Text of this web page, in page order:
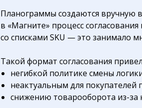
Планограммы создаются вручную
в «Магните» процесс
со списками SKU — это занимало
Такой формат согласования
негибкой политике смены
неактуальным для
снижению товарооборота из-